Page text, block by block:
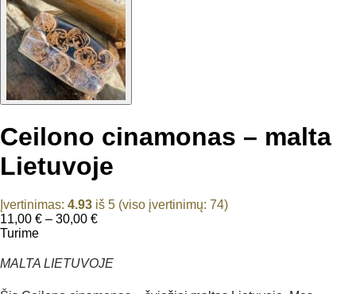
Ceilono cinamonas – malta
Lietuvoje
Įvertinimas: 4.93 iš 5 (viso įvertinimų: 74)
11,00 € – 30,00 €Price
through
Turime
MALTA LIETUVOJE